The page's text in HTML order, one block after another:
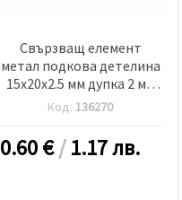
Свързващ елемент
метал подкова детелина
15x20x2.5 мм дупка 2 мм
цвят сребро -2 броя
Код: 136270
0.60€/1.17 лв.